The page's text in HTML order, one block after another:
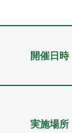
開催日時
実施場所